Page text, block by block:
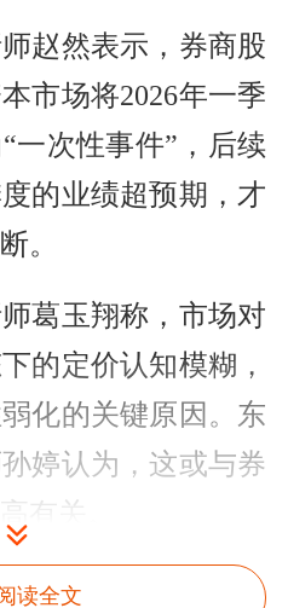
赵然表示，券商股
市场将2026年一季
一次性事件”，后续
的业绩超预期，才
。
葛玉翔称，市场对
的定价认知模糊，
化的关键原因。东
婷认为，这或与券
有关。
块往往承担着“春
读全文